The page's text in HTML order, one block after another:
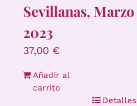
Sevillanas, Marzo
2023
37,00 €
Añadir al
carrito
Detalles